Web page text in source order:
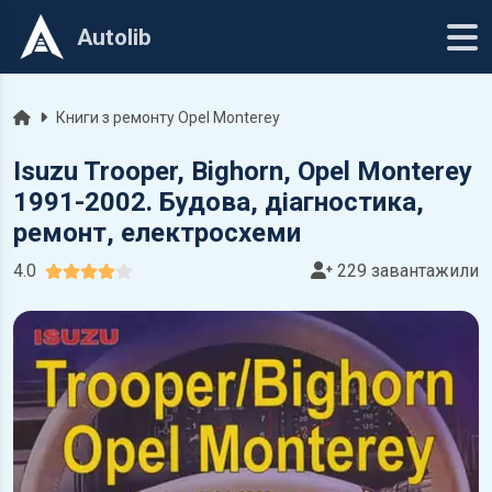
Autolib
ГоловнаКниги з ремонту Opel Monterey
Isuzu Trooper, Bighorn, Opel Monterey
1991-2002. Будова, діагностика,
ремонт, електросхеми
4.0 229 завантажили